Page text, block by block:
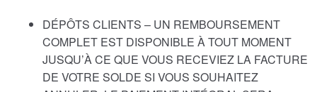
DÉPÔTS CLIENTS – UN REMBOURSEMENT
COMPLET EST DISPONIBLE À TOUT MOMENT
JUSQU’À CE QUE VOUS RECEVIEZ LA FACTURE
DE VOTRE SOLDE SI VOUS SOUHAITEZ